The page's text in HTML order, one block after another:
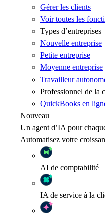
Gérer les clients
Voir toutes les
Types d’entreprises
Nouvelle entreprise
Petite entreprise
Moyenne entreprise
Travailleur
Professionnel de la
QuickBooks en
Nouveau
Un agent d’IA pour
Automatisez votre
AI de comptabilité
IA de service à la